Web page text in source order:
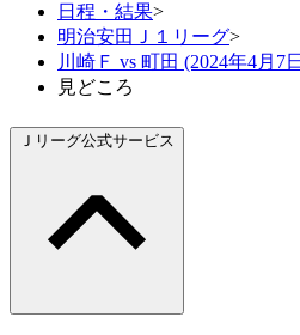
日程・結果>
明治安田Ｊ１リーグ>
川崎Ｆ vs 町田 (2024年4月7
見どころ
Ｊリーグ公式サービス